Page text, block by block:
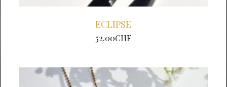
ECLIPSE
52.00CHF